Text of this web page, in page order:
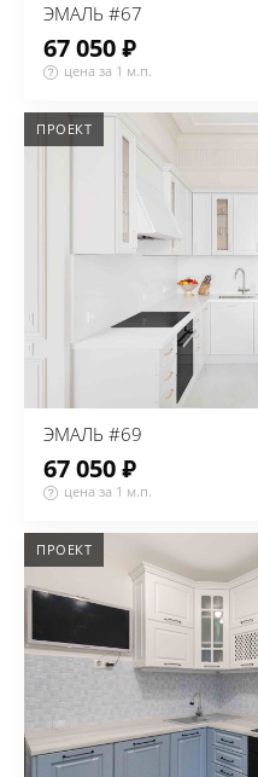
ЭМАЛЬ #67
67 050 ₽
цена за 1 м.п.
ПРОЕКТ
ЭМАЛЬ #69
67 050 ₽
цена за 1 м.п.
ПРОЕКТ